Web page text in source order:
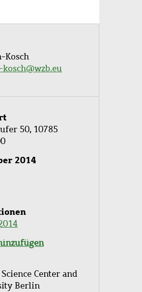
Kosch
50, 10785
2014
Center and
Berlin